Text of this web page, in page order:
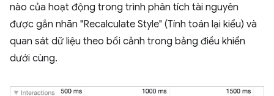
nào của hoạt động trong trình phân tích tài nguyên
được gắn nhãn "Recalculate Style" (Tính toán lại kiểu) và
quan sát dữ liệu theo bối cảnh trong bảng điều khiển
dưới cùng.